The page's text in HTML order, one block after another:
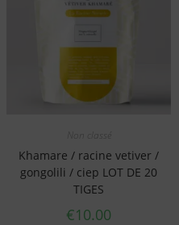
Non classé
Khamare / racine vetiver /
gongolili / ciep LOT DE 20
TIGES
€10.00